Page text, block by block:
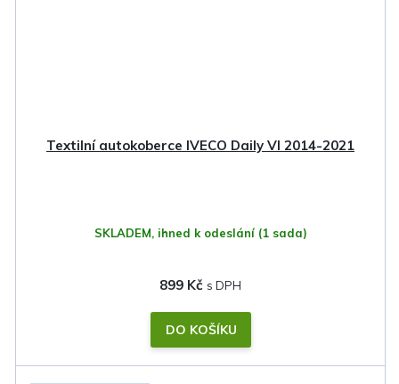
Textilní autokoberce IVECO Daily VI 2014-2021
SKLADEM, ihned k odeslání (1 sada)
899 Kč
DO KOŠÍKU